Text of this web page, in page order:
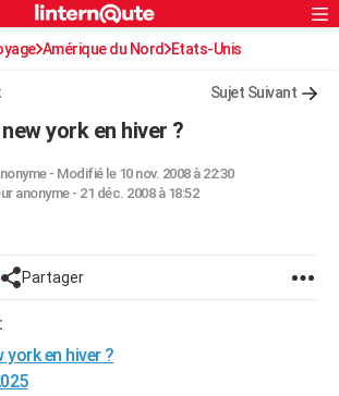
ville
Rechercher
S'inscrire
Connexion
Amérique du Nord Etats-Unis
Sujet Suivant
york en hiver ?
- Modifié le 10 nov. 2008 à 22:30
anonyme - 21 déc. 2008 à 18:52
Partager
york en hiver ?